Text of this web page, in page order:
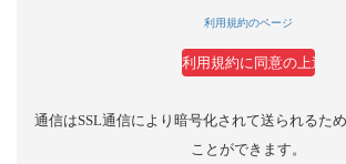
利用規約のページ
通信はSSL通信により暗号化されて送られるた
ことができます。